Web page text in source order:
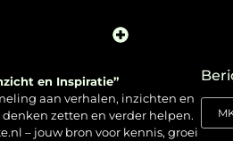
en Inspiratie”
aan verhalen, inzichten en
zetten en verder helpen.
– jouw bron voor kennis, groei